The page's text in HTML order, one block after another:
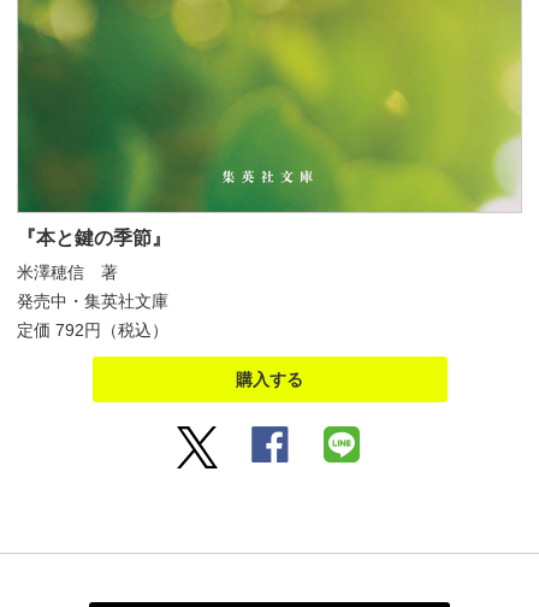
『本と鍵の季節』
米澤穂信 著
発売中・集英社文庫
定価 792円（税込）
購入する